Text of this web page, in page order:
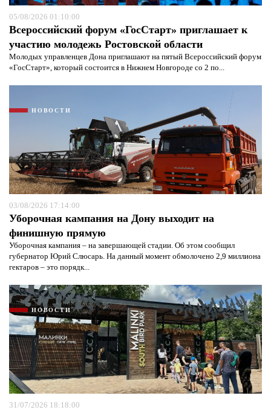
05/08/2026 01:10:00
Всероссийский форум «ГосСтарт» приглашает к
участию молодежь Ростовской области
Молодых управленцев Дона приглашают на пятый Всероссийский форум
«ГосСтарт», который состоится в Нижнем Новгороде со 2 по...
НОВОСТИ
03/08/2026 17:14:00
Уборочная кампания на Дону выходит на
финишную прямую
Уборочная кампания – на завершающей стадии. Об этом сообщил
губернатор Юрий Слюсарь. На данный момент обмолочено 2,9 миллиона
гектаров – это порядк...
НОВОСТИ
31/07/2026 18:18:00